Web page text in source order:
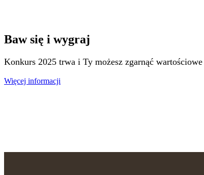
Baw się i wygraj
Konkurs 2025 trwa i Ty możesz zgarnąć
Więcej informacji